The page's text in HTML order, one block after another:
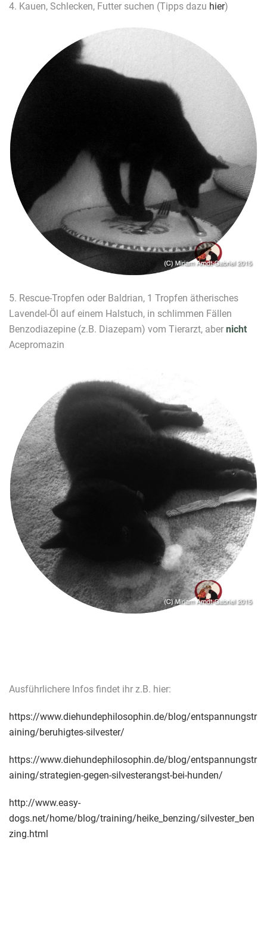
4. Kauen, Schlecken, Futter suchen (Tipps dazu hier)
5. Rescue-Tropfen oder Baldrian, 1 Tropfen ätherisches
Lavendel-Öl auf einem Halstuch, in schlimmen Fällen
Benzodiazepine (z.B. Diazepam) vom Tierarzt, aber nicht
Acepromazin
Ausführlichere Infos findet ihr z.B. hier:
https://www.diehundephilosophin.de/blog/entspannungstr
aining/beruhigtes-silvester/
https://www.diehundephilosophin.de/blog/entspannungstr
aining/strategien-gegen-silvesterangst-bei-hunden/
http://www.easy-
dogs.net/home/blog/training/heike_benzing/silvester_ben
zing.html